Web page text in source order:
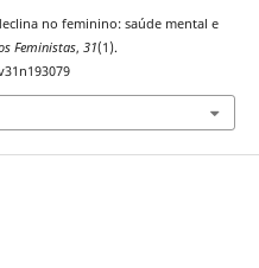
no feminino: saúde mental e
Feministas, 31(1).